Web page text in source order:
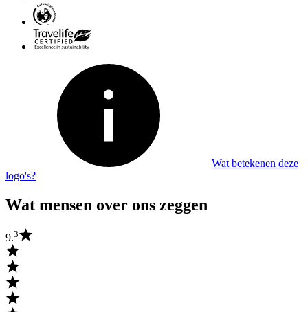
Wat betekenen deze
logo's?
Wat mensen over ons zeggen
9.3